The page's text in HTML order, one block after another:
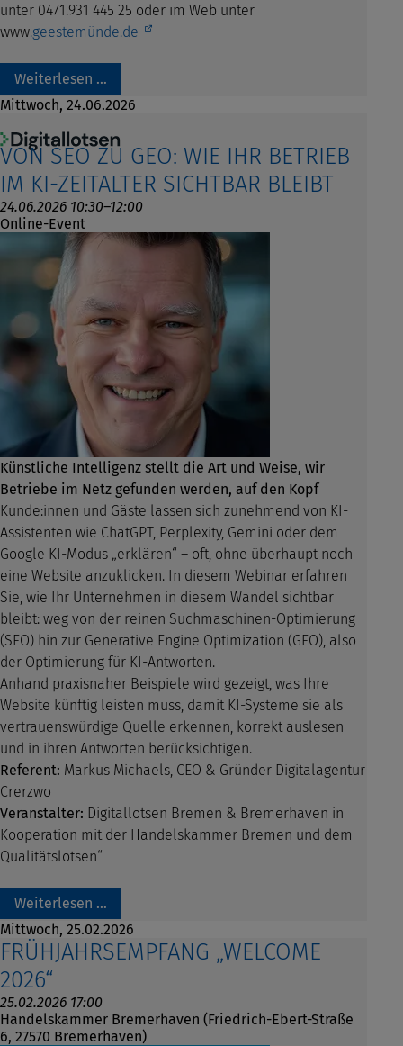
unter 0471.931 445 25 oder im Web unter
www.geestemünde.de
Weiterlesen …
Mittwoch, 24.06.2026
VON SEO ZU GEO: WIE IHR BETRIEB
IM KI-ZEITALTER SICHTBAR BLEIBT
24.06.2026 10:30–12:00
Online-Event
Künstliche Intelligenz stellt die Art und Weise, wir
Betriebe im Netz gefunden werden, auf den Kopf
Kunde:innen und Gäste lassen sich zunehmend von KI-
Assistenten wie ChatGPT, Perplexity, Gemini oder dem
Google KI-Modus „erklären“ – oft, ohne überhaupt noch
eine Website anzuklicken. In diesem Webinar erfahren
Sie, wie Ihr Unternehmen in diesem Wandel sichtbar
bleibt: weg von der reinen Suchmaschinen-Optimierung
(SEO) hin zur Generative Engine Optimization (GEO), also
der Optimierung für KI-Antworten.
Anhand praxisnaher Beispiele wird gezeigt, was Ihre
Website künftig leisten muss, damit KI-Systeme sie als
vertrauenswürdige Quelle erkennen, korrekt auslesen
und in ihren Antworten berücksichtigen.
Referent: Markus Michaels, CEO & Gründer Digitalagentur
Crerzwo
Veranstalter: Digitallotsen Bremen & Bremerhaven in
Kooperation mit der Handelskammer Bremen und dem
Qualitätslotsen“
Weiterlesen …
Mittwoch, 25.02.2026
FRÜHJAHRSEMPFANG „WELCOME
2026“
25.02.2026 17:00
Handelskammer Bremerhaven (Friedrich-Ebert-Straße
6, 27570 Bremerhaven)